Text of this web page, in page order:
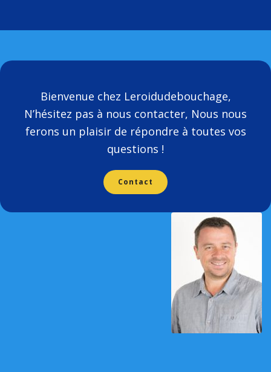
Bienvenue chez Leroidudebouchage,
N’hésitez pas à nous contacter, Nous nous
ferons un plaisir de répondre à toutes vos
questions !
Contact